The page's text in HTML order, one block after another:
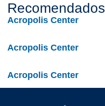
Recomendados
Acropolis Center
Acropolis Center
Acropolis Center